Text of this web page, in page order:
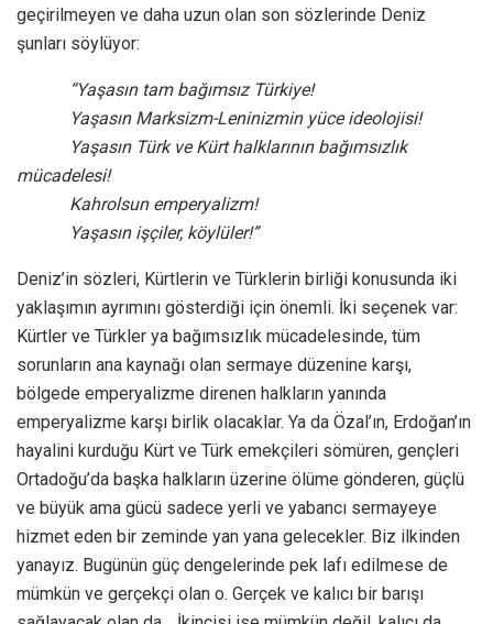
geçirilmeyen ve daha uzun olan son sözlerinde Deniz
şunları söylüyor:
“Yaşasın tam bağımsız Türkiye!
Yaşasın Marksizm-Leninizmin yüce ideolojisi!
Yaşasın Türk ve Kürt halklarının bağımsızlık
mücadelesi!
Kahrolsun emperyalizm!
Yaşasın işçiler, köylüler!”
Deniz’in sözleri, Kürtlerin ve Türklerin birliği konusunda iki
yaklaşımın ayrımını gösterdiği için önemli. İki seçenek var:
Kürtler ve Türkler ya bağımsızlık mücadelesinde, tüm
sorunların ana kaynağı olan sermaye düzenine karşı,
bölgede emperyalizme direnen halkların yanında
emperyalizme karşı birlik olacaklar. Ya da Özal’ın, Erdoğan’ın
hayalini kurduğu Kürt ve Türk emekçileri sömüren, gençleri
Ortadoğu’da başka halkların üzerine ölüme gönderen, güçlü
ve büyük ama gücü sadece yerli ve yabancı sermayeye
hizmet eden bir zeminde yan yana gelecekler. Biz ilkinden
yanayız. Bugünün güç dengelerinde pek lafı edilmese de
mümkün ve gerçekçi olan o. Gerçek ve kalıcı bir barışı